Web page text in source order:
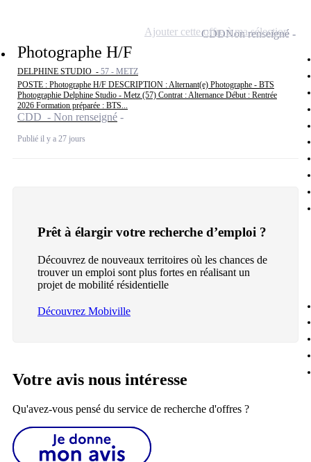
Photographe H/F
DELPHINE STUDIO - 57 - METZ
POSTE : Photographe H/F DESCRIPTION : Alternant(e) Photographe - BTS
Photographie Delphine Studio - Metz (57) Contrat : Alternance Début : Rentrée
2026 Formation préparée : BTS...
CDD - Non renseigné
Publié il y a 27 jours
CDDNon renseigné
Ajouter cette offre à ma sélection
Prêt à élargir votre recherche d’emploi ?
Découvrez de nouveaux territoires où les chances de
trouver un emploi sont plus fortes en réalisant un
projet de mobilité résidentielle
Découvrez Mobiville
Votre avis nous intéresse
Qu'avez-vous pensé du service de recherche d'offres ?